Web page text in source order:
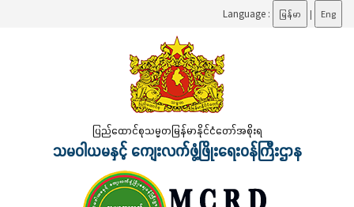
Language : မြန်မာ | Eng
ပြည်ထောင်စုသမ္မတမြန်မာနိုင်ငံတော်အစိုးရ
သမဝါယမနှင့် ကျေးလက်ဖွံ့ဖြိုးရေးဝန်ကြီးဌာန